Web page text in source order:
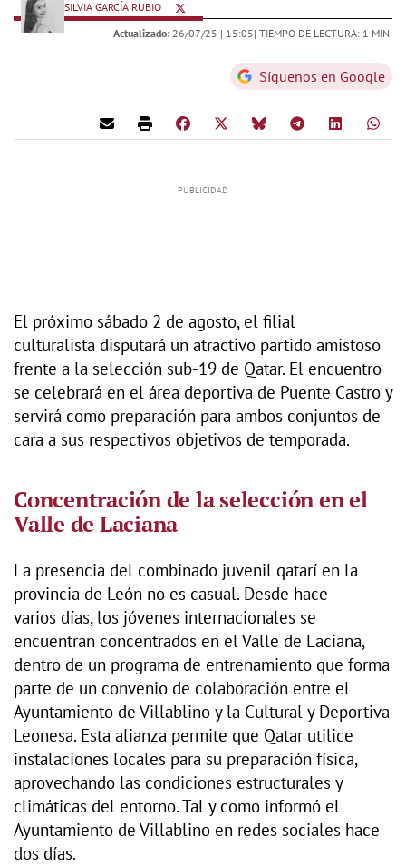
SILVIA GARCÍA RUBIO
Actualizado: 26/07/25 | 15:05| TIEMPO DE LECTURA: 1 MIN.
Síguenos en Google
El próximo sábado 2 de agosto, el filial
culturalista disputará un atractivo partido amistoso
frente a la selección sub-19 de Qatar. El encuentro
se celebrará en el área deportiva de Puente Castro y
servirá como preparación para ambos conjuntos de
cara a sus respectivos objetivos de temporada.
Concentración de la selección en el
Valle de Laciana
La presencia del combinado juvenil qatarí en la
provincia de León no es casual. Desde hace
varios días, los jóvenes internacionales se
encuentran concentrados en el Valle de Laciana,
dentro de un programa de entrenamiento que forma
parte de un convenio de colaboración entre el
Ayuntamiento de Villablino y la Cultural y Deportiva
Leonesa. Esta alianza permite que Qatar utilice
instalaciones locales para su preparación física,
aprovechando las condiciones estructurales y
climáticas del entorno. Tal y como informó el
Ayuntamiento de Villablino en redes sociales hace
dos días.